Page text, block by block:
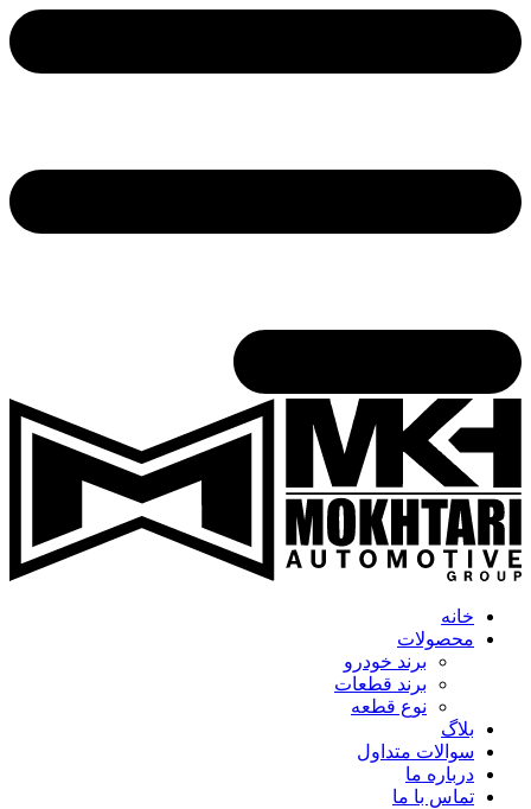
خانه
محصولات
برند خودرو
برند قطعات
نوع قطعه
بلاگ
سوالات متداول
درباره ما
تماس با ما